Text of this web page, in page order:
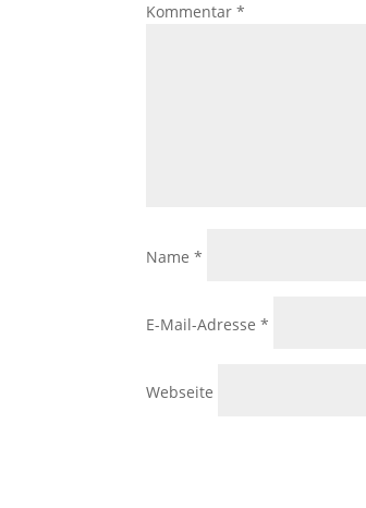
Kommentar*
Name*
E-Mail-Adresse*
Webseite